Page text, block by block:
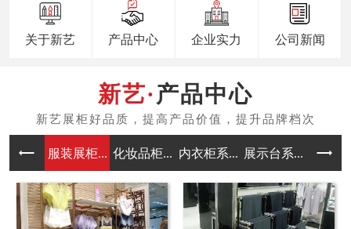
关于新艺 产品中心 企业实力 公司新闻
产品中心
服装展柜... 化妆品柜... 内衣柜系... 展示台系... 中岛